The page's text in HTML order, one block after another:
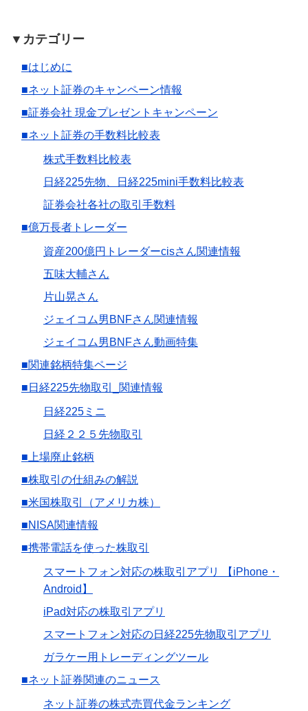
▼カテゴリー
■はじめに
■ネット証券のキャンペーン情報
■証券会社 現金プレゼントキャンペーン
■ネット証券の手数料比較表
株式手数料比較表
日経225先物、日経225mini手数料比較表
証券会社各社の取引手数料
■億万長者トレーダー
資産200億円トレーダーcisさん関連情報
五味大輔さん
片山晃さん
ジェイコム男BNFさん関連情報
ジェイコム男BNFさん動画特集
■関連銘柄特集ページ
■日経225先物取引_関連情報
日経225ミニ
日経２２５先物取引
■上場廃止銘柄
■株取引の仕組みの解説
■米国株取引（アメリカ株）
■NISA関連情報
■携帯電話を使った株取引
スマートフォン対応の株取引アプリ 【iPhone・
Android】
iPad対応の株取引アプリ
スマートフォン対応の日経225先物取引アプリ
ガラケー用トレーディングツール
■ネット証券関連のニュース
ネット証券の株式売買代金ランキング